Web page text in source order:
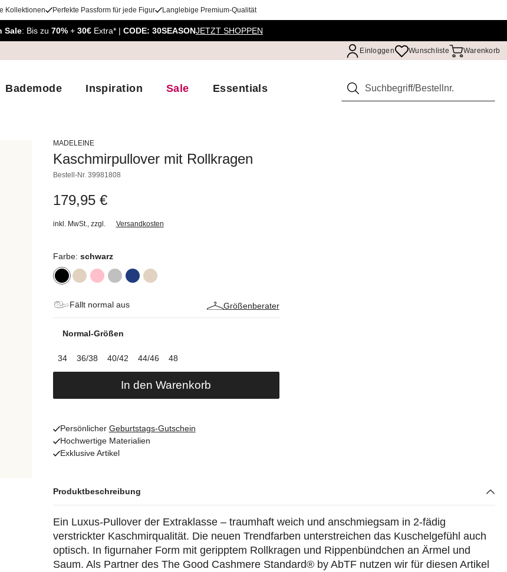
Kollektionen Perfekte Passform für jede Figur Langlebige Premium-Qualität
Sale: Bis zu 70% + 30€ Extra* | CODE: 30SEASONJETZT SHOPPEN
Einloggen Wunschliste Warenkorb
Bademode Inspiration Sale Essentials Suchen
MADELEINE
Kaschmirpullover mit Rollkragen
Bestell-Nr. 39981808
179,95 €
inkl. MwSt., zzgl. Versandkosten
Farbe: schwarz
Fällt normal aus Größenberater
Normal-Größen
34 36/38 40/42 44/46 48
In den Warenkorb
Persönlicher Geburtstags-Gutschein
Hochwertige Materialien
Exklusive Artikel
Produktbeschreibung
Ein Luxus-Pullover der Extraklasse – traumhaft weich und anschmiegsam in 2-fädig
verstrickter Kaschmirqualität. Die neuen Trendfarben unterstreichen das Kuschelgefühl auch
optisch. In figurnaher Form mit geripptem Rollkragen und Rippenbündchen an Ärmel und
Saum. Als Partner des The Good Cashmere Standard® by AbTF nutzen wir für diesen Artikel